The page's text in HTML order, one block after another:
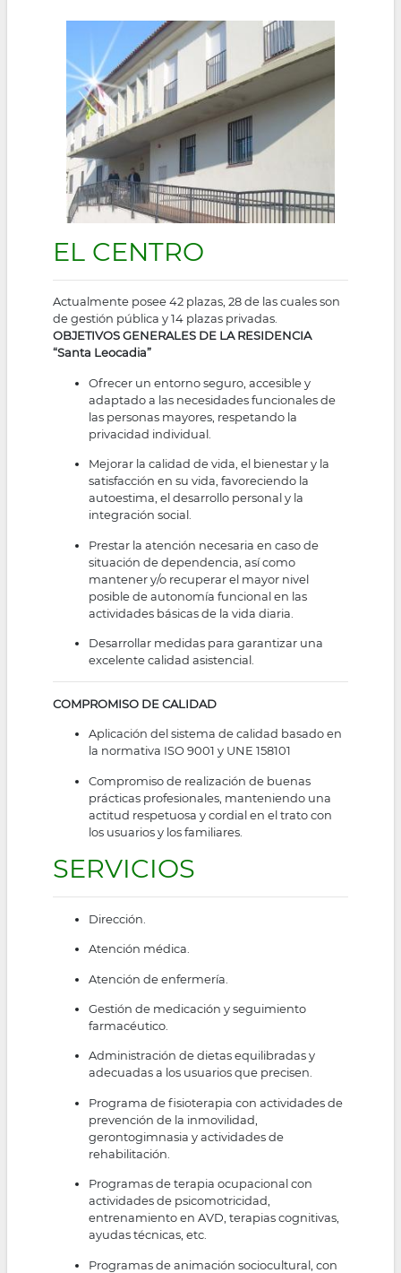
EL CENTRO
Actualmente posee 42 plazas, 28 de las cuales son
de gestión pública y 14 plazas privadas.
OBJETIVOS GENERALES DE LA RESIDENCIA
“Santa Leocadia”
Ofrecer un entorno seguro, accesible y
adaptado a las necesidades funcionales de
las personas mayores, respetando la
privacidad individual.
Mejorar la calidad de vida, el bienestar y la
satisfacción en su vida, favoreciendo la
autoestima, el desarrollo personal y la
integración social.
Prestar la atención necesaria en caso de
situación de dependencia, así como
mantener y/o recuperar el mayor nivel
posible de autonomía funcional en las
actividades básicas de la vida diaria.
Desarrollar medidas para garantizar una
excelente calidad asistencial.
COMPROMISO DE CALIDAD
Aplicación del sistema de calidad basado en
la normativa ISO 9001 y UNE 158101
Compromiso de realización de buenas
prácticas profesionales, manteniendo una
actitud respetuosa y cordial en el trato con
los usuarios y los familiares.
SERVICIOS
Dirección.
Atención médica.
Atención de enfermería.
Gestión de medicación y seguimiento
farmacéutico.
Administración de dietas equilibradas y
adecuadas a los usuarios que precisen.
Programa de fisioterapia con actividades de
prevención de la inmovilidad,
gerontogimnasia y actividades de
rehabilitación.
Programas de terapia ocupacional con
actividades de psicomotricidad,
entrenamiento en AVD, terapias cognitivas,
ayudas técnicas, etc.
Programas de animación sociocultural, con